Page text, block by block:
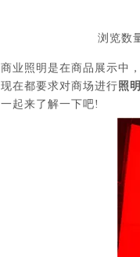
浏览数
商业照明是在商品展示中
现在都要求对商场进行照
一起来了解一下吧!